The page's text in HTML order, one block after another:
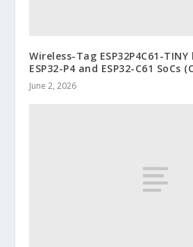
Wireless-Tag ESP32P4C61-
ESP32-P4 and ESP32-C61 SoCs
June 2, 2026